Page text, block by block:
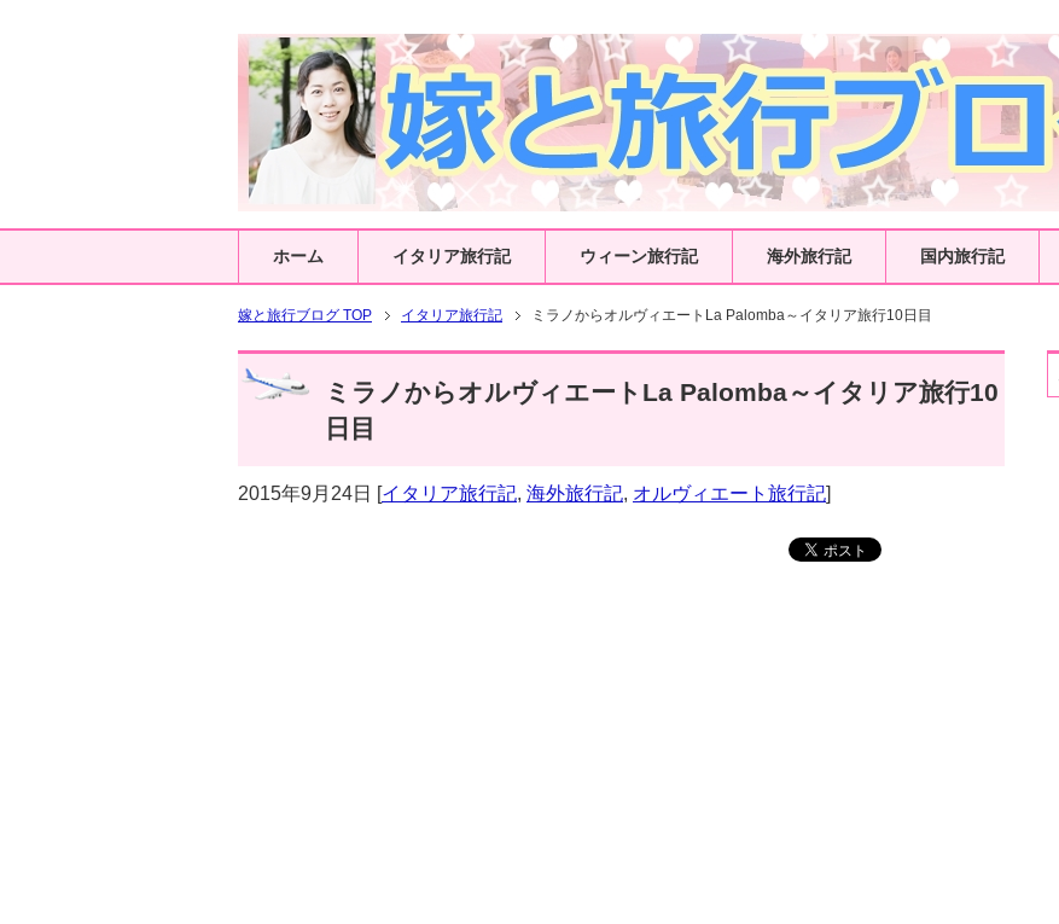
ホーム イタリア旅行記 ウィーン旅行記 海外旅行記 国内旅行記
嫁と旅行ブログ TOP イタリア旅行記 ミラノからオルヴィエートLa Palomba～イタリア旅行10日目
ミラノからオルヴィエートLa Palomba～イタリア旅行10
日目
2015年9月24日 [イタリア旅行記, 海外旅行記, オルヴィエート旅行記]